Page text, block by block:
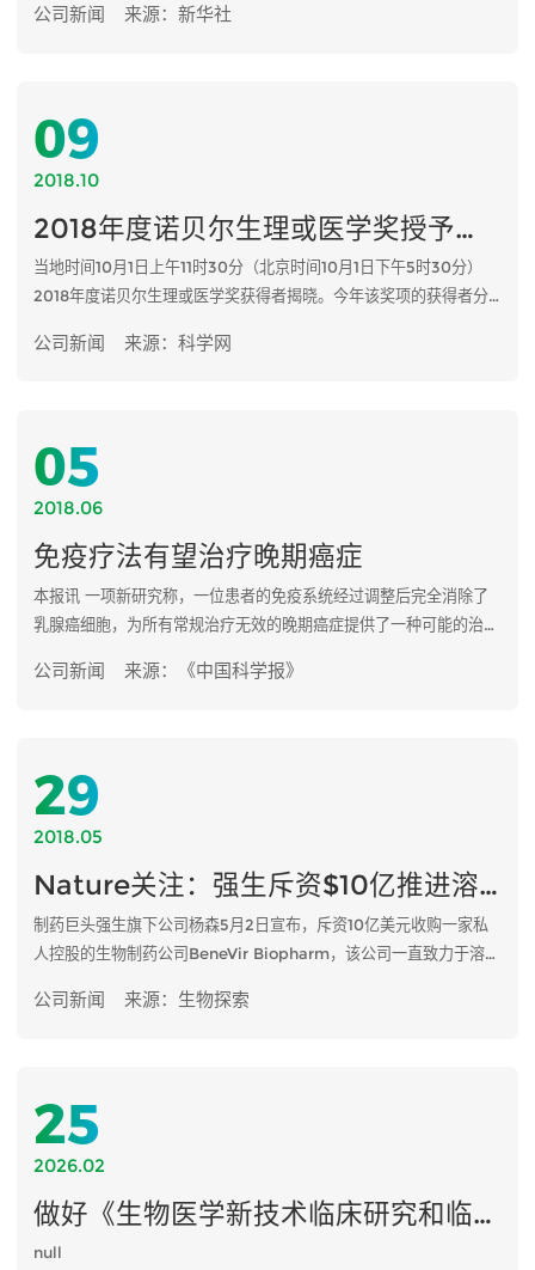
公司新闻 来源：新华社
09
2018.10
2018年度诺贝尔生理或医学奖授予癌症免疫疗法
当地时间10月1日上午11时30分（北京时间10月1日下午5时30分）
2018年度诺贝尔生理或医学奖获得者揭晓。今年该奖项的获得者分
Allision）和日本京都大学教授本庶佑（Tasuku Honjo），以表彰
公司新闻 来源：科学网
05
2018.06
免疫疗法有望治疗晚期癌症
本报讯 一项新研究称，一位患者的免疫系统经过调整后完全消除了
乳腺癌细胞，为所有常规治疗无效的晚期癌症提供了一种可能的治疗
月4日在线发表于《自然—医学》。
公司新闻 来源：《中国科学报》
29
2018.05
Nature关注：强生斥资$10亿推进溶瘤免疫疗法
制药巨头强生旗下公司杨森5月2日宣布，斥资10亿美元收购一家私
人控股的生物制药公司BeneVir Biopharm，该公司一直致力于溶瘤
了报道，文中提到：一项尚未成熟的治疗方法得到这样的待遇，这说
公司新闻 来源：生物探索
25
2026.02
做好《生物医学新技术临床研究和临床转化应用管理条例》贯彻落实，高质量满足人民群众健康需求...
null